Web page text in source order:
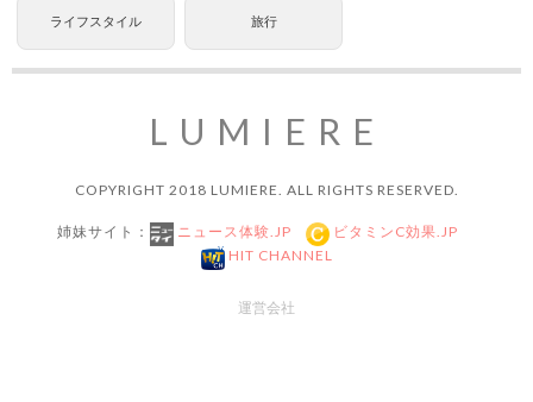
ライフスタイル 旅行
LUMIERE
COPYRIGHT 2018 LUMIERE. ALL RIGHTS RESERVED.
姉妹サイト： ニュース体験.JP
ビタミンC効果.JP
HIT CHANNEL
運営会社